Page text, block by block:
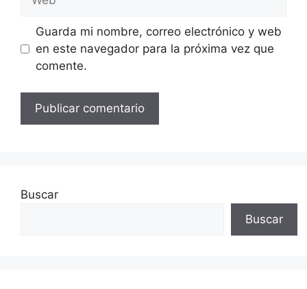
Guarda mi nombre, correo electrónico y web
en este navegador para la próxima vez que
comente.
Buscar
Buscar